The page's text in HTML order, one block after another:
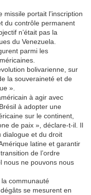
portait l’inscription
du contrôle permanent
n’était pas la
du Venezuela.
parmi les
bolivarienne, sur
la souveraineté et de
».
à agir avec
à adopter une
sur le continent,
de paix », déclare-t-il. Il
dialogue et du droit
latine et garantir
de l’ordre
nous ne pouvons nous
la communauté
se mesurent en